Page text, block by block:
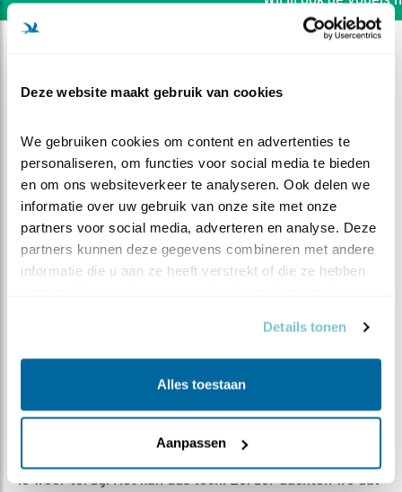
Deze website maakt gebruik van cookies
We gebruiken cookies om content en advertenties te
personaliseren, om functies voor social media te bieden
en om ons websiteverkeer te analyseren. Ook delen we
informatie over uw gebruik van onze site met onze
partners voor social media, adverteren en analyse. Deze
partners kunnen deze gegevens combineren met andere
informatie die u aan ze heeft verstrekt of die ze hebben
Details tonen
Alles toestaan
Aanpassen
Terug van eerste vlucht
Nella | Geplaatst op 3 juni 2020, 21:15 |
ie weer terug. Het kan dus toch. Eerder dachten we dat